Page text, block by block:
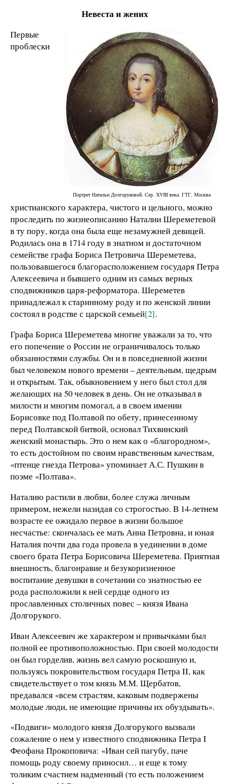
Невеста и жених
Портрет Натальи Долгоруковой. Сер. XVIII века. ГТГ, Москва
Первые
проблески
христианского характера, чистого и цельного, можно
проследить по жизнеописанию Наталии Шереметевой
в ту пору, когда она была еще незамужней девицей.
Родилась она в 1714 году в знатном и достаточном
семействе графа Бориса Петровича Шереметева,
пользовавшегося благорасположением государя Петра
Алексеевича и бывшего одним из самых верных
сподвижников царя-реформатора. Шереметев
принадлежал к старинному роду и по женской линии
состоял в родстве с царской семьей[2].
Графа Бориса Шереметева многие уважали за то, что
его попечение о России не ограничивалось только
обязанностями службы. Он и в повседневной жизни
был человеком нового времени – деятельным, щедрым
и открытым. Так, обыкновением у него был стол для
желающих на 50 человек в день. Он не отказывал в
милости и многим помогал, а в своем имении
Борисовке под Полтавой по обету, принесенному
перед Полтавской битвой, основал Тихвинский
женский монастырь. Это о нем как о «благородном»,
то есть достойном по своим нравственным качествам,
«птенце гнезда Петрова» упоминает А.С. Пушкин в
поэме «Полтава».
Наталию растили в любви, более служа личным
примером, нежели назидая со строгостью. В 14-летнем
возрасте ее ожидало первое в жизни большое
несчастье: скончалась ее мать Анна Петровна, и юная
Наталия почти два года провела в уединении в доме
своего брата Петра Борисовича Шереметева. Приятная
внешность, благонравие и безукоризненное
воспитание девушки в сочетании со знатностью ее
рода расположили к ней сердце одного из
прославленных столичных повес – князя Ивана
Долгорукого.
Иван Алексеевич же характером и привычками был
полной ее противоположностью. При своей молодости
он был горделив, жизнь вел самую роскошную и,
пользуясь покровительством государя Петра II, как
свидетельствует о том князь М.М. Щербатов,
предавался «всем страстям, каковым подвержены
молодые люди, не имеющие причины их обуздывать».
«Подвиги» молодого князя Долгорукого вызвали
сожаление о нем у известного сподвижника Петра I
Феофана Прокоповича: «Иван сей пагубу, паче
помощь роду своему приносил… и еще к тому
толиким счастием надменный (то есть положением